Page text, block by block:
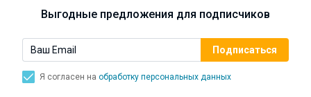
Выгодные предложения для подписчиков
Я согласен на обработку персональных данных